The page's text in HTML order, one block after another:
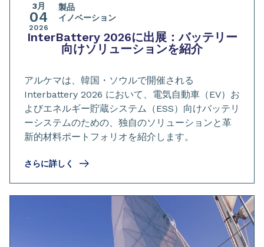
3月
04
2026
製品
イノベーション
InterBattery 2026に出展：バッテリー
向けソリューションを紹介
アルケマは、韓国・ソウルで開催される
Interbattery 2026 において、電気自動車（EV）お
よびエネルギー貯蔵システム（ESS）向けバッテリ
ーシステムのための、独自のソリューションと革
新的材料ポートフォリオを紹介します。
さらに詳しく